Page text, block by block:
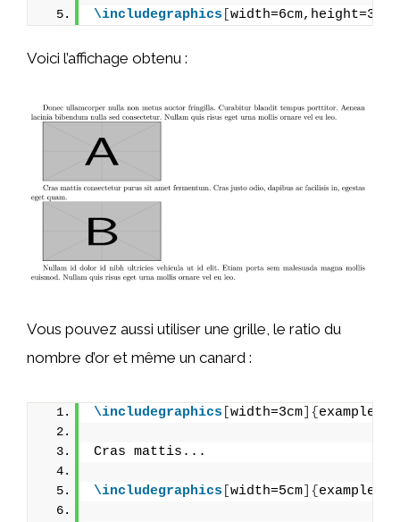
\includegraphics width=6cm,height=3cm
Voici l’affichage obtenu :
Vous pouvez aussi utiliser une grille, le ratio du
nombre d’or et même un canard :
\includegraphics width=3cm ]{ example-
Cras mattis...
\includegraphics width=5cm ]{ example-